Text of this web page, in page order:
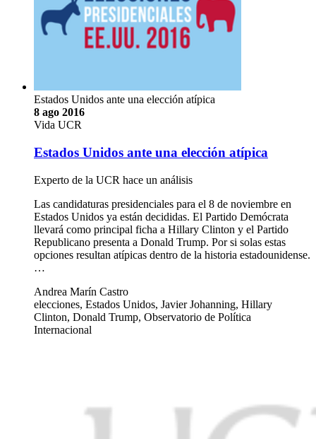
Estados Unidos ante una elección atípica
8 ago 2016
Vida UCR
Estados Unidos ante una elección atípica
Experto de la UCR hace un análisis
Las candidaturas presidenciales para el 8 de noviembre en
Estados Unidos ya están decididas. El Partido Demócrata
llevará como principal ficha a Hillary Clinton y el Partido
Republicano presenta a Donald Trump. Por si solas estas
opciones resultan atípicas dentro de la historia estadounidense.
…
Andrea Marín Castro
elecciones, Estados Unidos, Javier Johanning, Hillary
Clinton, Donald Trump, Observatorio de Política
Internacional